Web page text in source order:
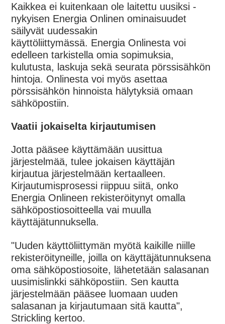
Kaikkea ei kuitenkaan ole laitettu uusiksi -
nykyisen Energia Onlinen ominaisuudet
säilyvät uudessakin
käyttöliittymässä. Energia Onlinesta voi
edelleen tarkistella omia sopimuksia,
kulutusta, laskuja sekä seurata pörssisähkön
hintoja. Onlinesta voi myös asettaa
pörssisähkön hinnoista hälytyksiä omaan
sähköpostiin.
Vaatii jokaiselta kirjautumisen
Jotta pääsee käyttämään uusittua
järjestelmää, tulee jokaisen käyttäjän
kirjautua järjestelmään kertaalleen.
Kirjautumisprosessi riippuu siitä, onko
Energia Onlineen rekisteröitynyt omalla
sähköpostiosoitteella vai muulla
käyttäjätunnuksella.
"Uuden käyttöliittymän myötä kaikille niille
rekisteröityneille, joilla on käyttäjätunnuksena
oma sähköpostiosoite, lähetetään salasanan
uusimislinkki sähköpostiin. Sen kautta
järjestelmään pääsee luomaan uuden
salasanan ja kirjautumaan sitä kautta",
Strickling kertoo.